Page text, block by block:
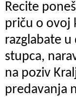
Recite
priču o ovoj
razglabate
stupca,
na poziv
predavanja